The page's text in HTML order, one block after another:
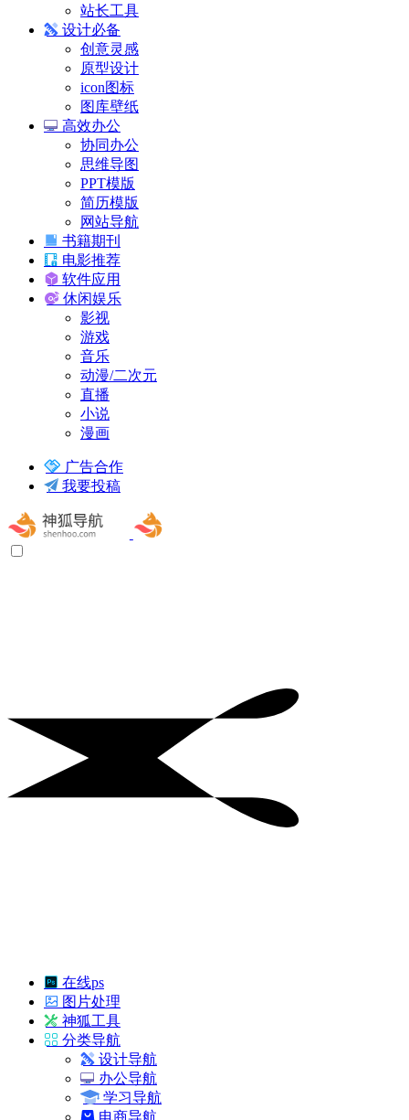
站长工具
设计必备
创意灵感
原型设计
icon图标
图库壁纸
高效办公
协同办公
思维导图
PPT模版
简历模版
网站导航
书籍期刊
电影推荐
软件应用
休闲娱乐
影视
游戏
音乐
动漫/二次元
直播
小说
漫画
广告合作
我要投稿
在线ps
图片处理
神狐工具
分类导航
设计导航
办公导航
学习导航
电商导航